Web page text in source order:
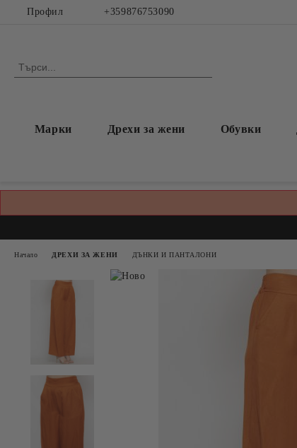
Профил +359876753090
Марки Дрехи за жени Обувки
Начало ДРЕХИ ЗА ЖЕНИ ДЪНКИ И ПАНТАЛОНИ